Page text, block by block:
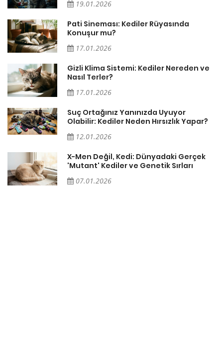
19.01.2026
Pati Sineması: Kediler Rüyasında
Konuşur mu?
17.01.2026
Gizli Klima Sistemi: Kediler Nereden ve
Nasıl Terler?
17.01.2026
Suç Ortağınız Yanınızda Uyuyor
Olabilir: Kediler Neden Hırsızlık Yapar?
12.01.2026
X-Men Değil, Kedi: Dünyadaki Gerçek
'Mutant' Kediler ve Genetik Sırları
07.01.2026